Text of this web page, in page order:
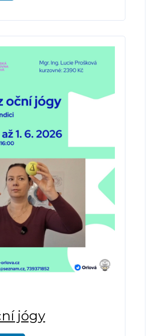
jógy